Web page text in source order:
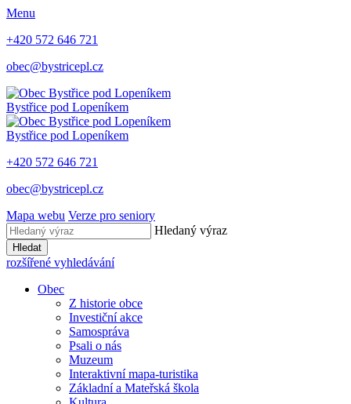
Menu
+420 572 646 721
obec@bystricepl.cz
Bystřice pod Lopeníkem
Bystřice pod Lopeníkem
+420 572 646 721
obec@bystricepl.cz
Mapa webu Verze pro seniory
Hledaný výraz
Hledat
rozšířené vyhledávání
Obec
Z historie obce
Investiční akce
Samospráva
Psali o nás
Muzeum
Interaktivní mapa-turistika
Základní a Mateřská škola